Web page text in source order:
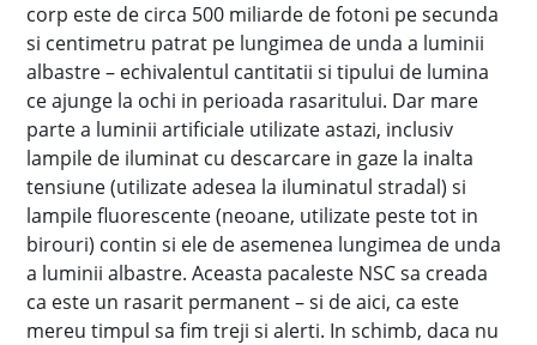
corp este de circa 500 miliarde de fotoni pe secunda
si centimetru patrat pe lungimea de unda a luminii
albastre – echivalentul cantitatii si tipului de lumina
ce ajunge la ochi in perioada rasaritului. Dar mare
parte a luminii artificiale utilizate astazi, inclusiv
lampile de iluminat cu descarcare in gaze la inalta
tensiune (utilizate adesea la iluminatul stradal) si
lampile fluorescente (neoane, utilizate peste tot in
birouri) contin si ele de asemenea lungimea de unda
a luminii albastre. Aceasta pacaleste NSC sa creada
ca este un rasarit permanent – si de aici, ca este
mereu timpul sa fim treji si alerti. In schimb, daca nu